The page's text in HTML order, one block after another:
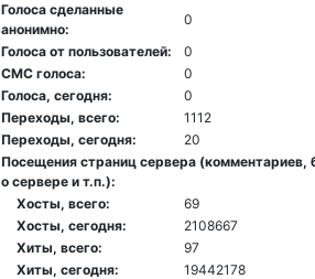
Голоса сделанные
анонимно:
0
Голоса от пользователей:
0
СМС голоса:
0
Голоса, сегодня:
0
Переходы, всего:
1112
Переходы, сегодня:
20
Посещения страниц сервера (комментариев,
о сервере и т.п.):
Хосты, всего:
69
Хосты, сегодня:
2108667
Хиты, всего:
97
Хиты, сегодня:
19442178